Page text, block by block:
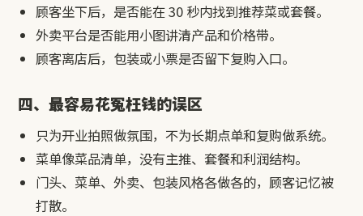
顾客坐下后，是否能在 30 秒内找到推荐菜或套餐。
外卖平台是否能用小图讲清产品和价格带。
顾客离店后，包装或小票是否留下复购入口。
四、最容易花冤枉钱的误区
只为开业拍照做氛围，不为长期点单和复购做系统。
菜单像菜品清单，没有主推、套餐和利润结构。
门头、菜单、外卖、包装风格各做各的，顾客记忆被
打散。